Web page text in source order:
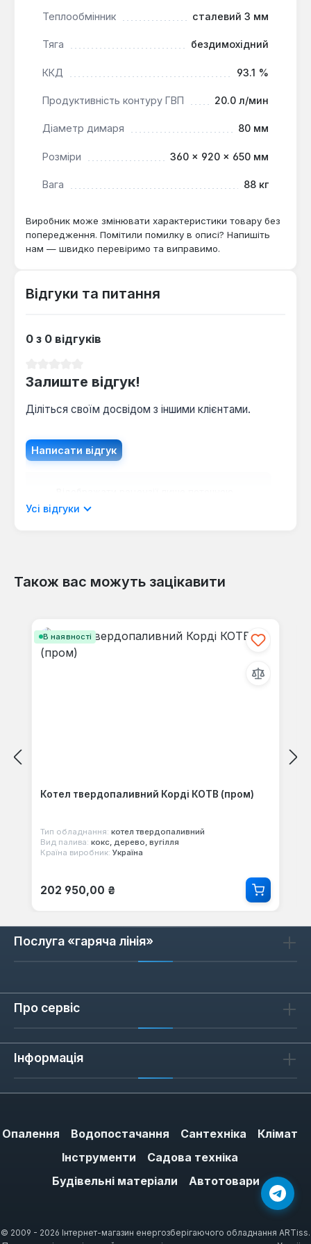
автоматизоване керування роблять його
створення комфортного мікроклімату.
Теплообмінник сталевий 3 мм
Тяга бездимохідний
ККД 93.1 %
Продуктивність контуру ГВП 20.0 л/мин
Діаметр димаря 80 мм
Розміри 360 × 920 × 650 мм
Вага 88 кг
Виробник може змінювати характеристики товару без
попередження. Помітили помилку в описі? Напишіть
нам — швидко перевіримо та виправимо.
Відгуки та питання
0 з 0 відгуків
Залиште відгук!
Діліться своїм досвідом з іншими клієнтами.
Написати відгук
мовою.
Відгуків не знайдено. Поділіться
Усі відгуки
Також вас можуть зацікавити
В наявності
Котел твердопаливний Корді КОТВ (пром)
Тип обладнання: котел твердопаливний
Вид палива: кокс, дерево, вугілля
Країна виробник: Україна
Звичайна ціна:
202 950,00 ₴
Послуга «гаряча лінія»
Про сервіс
Інформація
Опалення Водопостачання Сантехніка
Клімат
Інструменти
Садова техніка
Будівельні матеріали
Автотовари
© 2009 - 2026 Інтернет-магазин енергозберігаючого обладнання ARTiss.